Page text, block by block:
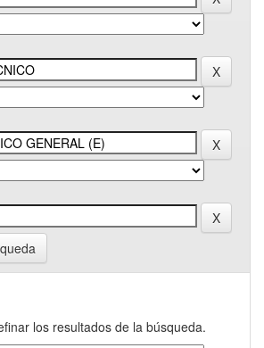
los resultados de la búsqueda.